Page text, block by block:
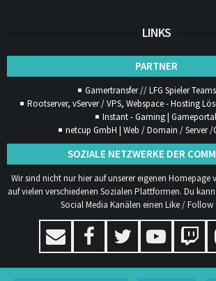
LINKS
PARTNER
Gamertransfer // LFG Spieler
Rootserver, vServer / VPS, Webspace - Hosting
Instant - Gaming | Gameportal
netcup GmbH | Web / Domain / Server
SOZIALE NETZWERKE DER
Wir sind nicht nur hier auf unserer eigenen Homepage
auf vielen verschiedenen Sozialen Plattformen. Du
Social Media Kanälen einen Like / Follow